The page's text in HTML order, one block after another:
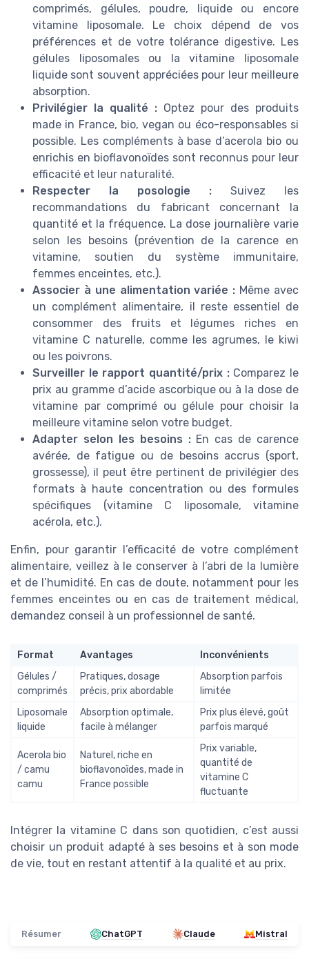
comprimés, gélules, poudre, liquide ou encore
vitamine liposomale. Le choix dépend de vos
préférences et de votre tolérance digestive. Les
gélules liposomales ou la vitamine liposomale
liquide sont souvent appréciées pour leur meilleure
absorption.
Privilégier la qualité : Optez pour des produits
made in France, bio, vegan ou éco-responsables si
possible. Les compléments à base d’acerola bio ou
enrichis en bioflavonoïdes sont reconnus pour leur
efficacité et leur naturalité.
Respecter la posologie : Suivez les
recommandations du fabricant concernant la
quantité et la fréquence. La dose journalière varie
selon les besoins (prévention de la carence en
vitamine, soutien du système immunitaire,
femmes enceintes, etc.).
Associer à une alimentation variée : Même avec
un complément alimentaire, il reste essentiel de
consommer des fruits et légumes riches en
vitamine C naturelle, comme les agrumes, le kiwi
ou les poivrons.
Surveiller le rapport quantité/prix :Comparez le
prix au gramme d’acide ascorbique ou à la dose de
vitamine par comprimé ou gélule pour choisir la
meilleure vitamine selon votre budget.
Adapter selon les besoins :En cas de carence
avérée, de fatigue ou de besoins accrus (sport,
grossesse), il peut être pertinent de privilégier des
formats à haute concentration ou des formules
spécifiques (vitamine C liposomale, vitamine
acérola, etc.).
Enfin, pour garantir l’efficacité de votre complément
alimentaire, veillez à le conserver à l’abri de la lumière
et de l’humidité. En cas de doute, notamment pour les
femmes enceintes ou en cas de traitement médical,
demandez conseil à un professionnel de santé.
Format Avantages
Inconvénients
Gélules /
comprimés
Pratiques, dosage
précis, prix abordable
Absorption parfois
limitée
Liposomale
liquide
Absorption optimale,
facile à mélanger
Prix plus élevé, goût
parfois marqué
Acerola bio
/ camu
camu
Naturel, riche en
bioflavonoïdes, made in
France possible
Prix variable,
quantité de
vitamine C
fluctuante
Intégrer la vitamine C dans son quotidien, c’est aussi
choisir un produit adapté à ses besoins et à son mode
de vie, tout en restant attentif à la qualité et au prix.
Résumer ChatGPT Claude Mistral